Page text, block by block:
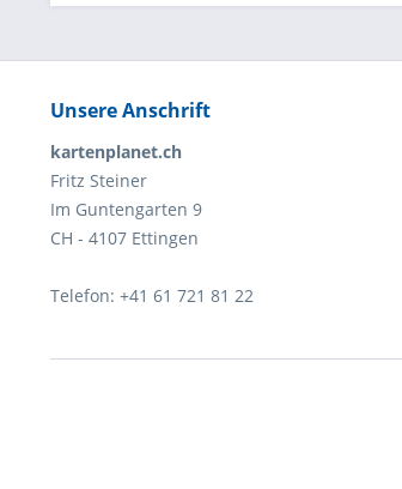
Unsere Anschrift
kartenplanet.ch
Fritz Steiner
Im Guntengarten 9
CH - 4107 Ettingen
Telefon: +41 61 721 81 22